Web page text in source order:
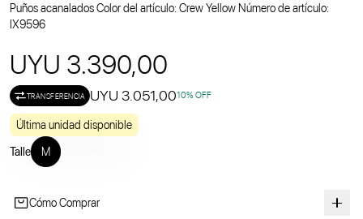
Puños acanalados Color del artículo: Crew Yellow Número de artículo:
IX9596
UYU 3.390,00
TRANSFERENCIA UYU 3.051,0010% OFF
Última unidad disponible
Talle M
Cómo Comprar